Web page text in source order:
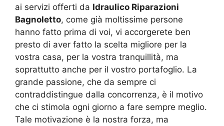
ai servizi offerti da Idraulico Riparazioni
Bagnoletto, come già moltissime persone
hanno fatto prima di voi, vi accorgerete ben
presto di aver fatto la scelta migliore per la
vostra casa, per la vostra tranquillità, ma
soprattutto anche per il vostro portafoglio. La
grande passione, che da sempre ci
contraddistingue dalla concorrenza, è il motivo
che ci stimola ogni giorno a fare sempre meglio.
Tale motivazione è la nostra forza, ma